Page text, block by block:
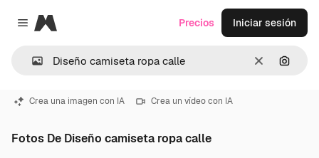
Close menu
Magnific
Borrar
Precios Iniciar sesión
Crea una imagen con IA Crea un vídeo con IA
Fotos De Diseño camiseta ropa calle